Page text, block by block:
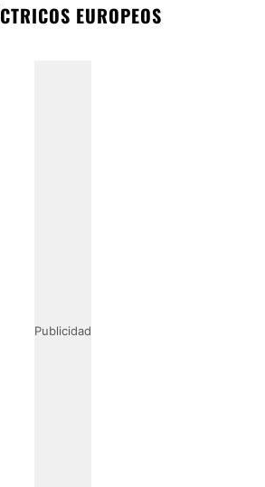
EUROPEOS
Publicidad